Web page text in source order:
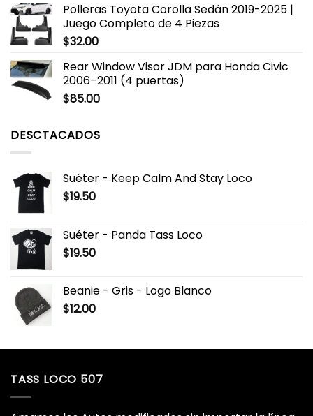
Polleras Toyota Corolla Sedán 2019-2025 |
Juego Completo de 4 Piezas
$32.00
Rear Window Visor JDM para Honda Civic
2006–2011 (4 puertas)
$85.00
DESCTACADOS
Suéter - Keep Calm And Stay Loco
$19.50
Suéter - Panda Tass Loco
$19.50
Beanie - Gris - Logo Blanco
$12.00
TASS LOCO 507